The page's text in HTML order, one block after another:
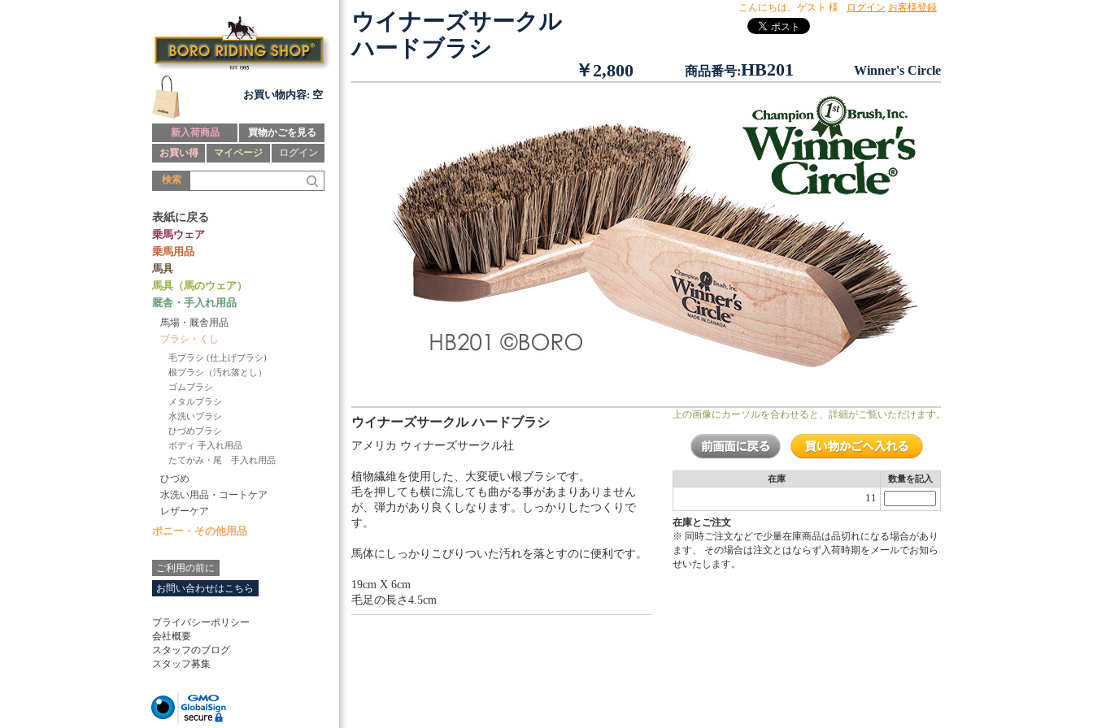
お買い物内容: 空
新入荷商品
買物かごを見る
お買い得
マイページ ログイン
検索
表紙に戻る
乗馬ウェア
乗馬用品
馬具
馬具（馬のウェア）
厩舎・手入れ用品
馬場・厩舎用品
ブラシ・くし
毛ブラシ (仕上げブラシ)
根ブラシ（汚れ落とし）
ゴムブラシ
メタルブラシ
水洗いブラシ
ひづめブラシ
ボディ 手入れ用品
たてがみ・尾 手入れ用品
ひづめ
水洗い用品・コートケア
レザーケア
ポニー・その他用品
ご利用の前に
お問い合わせはこちら
プライバシーポリシー
会社概要
スタッフのブログ
スタッフ募集
ウイナーズサークル
ハードブラシ
￥2,800 商品番号:HB201 Winner's Circle
ウイナーズサークル ハードブラシ
アメリカ ウィナーズサークル社
植物繊維を使用した、大変硬い根ブラシです。
毛を押しても横に流しても曲がる事があまりありません
が、弾力があり良くしなります。しっかりしたつくりで
す。
馬体にしっかりこびりついた汚れを落とすのに便利です。
19cm X 6cm
毛足の長さ4.5cm
上の画像にカーソルを合わせると、詳細がご覧いただけます。
在庫 数量を記入
11
在庫とご注文
※ 同時ご注文などで少量在庫商品は品切れになる場合があり
ます、 その場合は注文とはならず入荷時期をメールでお知ら
せいたします。
こんにちは、 ゲスト 様 ログイン お客様登録